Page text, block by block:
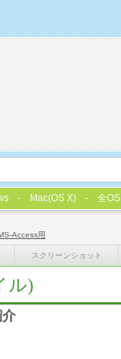
Access用
スクリーンショット
ル)
Mac(OS X) 全OS